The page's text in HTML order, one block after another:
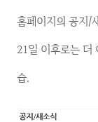
홈페이지의 공지/
21일 이후로는 더
습.